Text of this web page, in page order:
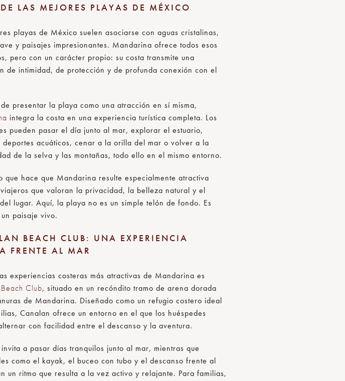
LAS MEJORES PLAYAS DE MÉXICO
playas de México suelen asociarse con aguas cristalinas,
y paisajes impresionantes. Mandarina ofrece todos esos
pero con un carácter propio: su costa transmite una
de intimidad, de protección y de profunda conexión con el
presentar la playa como una atracción en sí misma,
integra la costa en una experiencia turística completa. Los
pueden pasar el día junto al mar, explorar el estuario,
deportes acuáticos, cenar a la orilla del mar o volver a la
de la selva y las montañas, todo ello en el mismo entorno.
que hace que Mandarina resulte especialmente atractiva
que valoran la privacidad, la belleza natural y el
lugar. Aquí, la playa no es un simple telón de fondo. Es
paisaje vivo.
BEACH CLUB: UNA EXPERIENCIA
FRENTE AL MAR
experiencias costeras más atractivas de Mandarina es
Club, situado en un recóndito tramo de arena dorada
de Mandarina. Diseñado como un refugio costero ideal
Canalan ofrece un entorno en el que los huéspedes
con facilidad entre el descanso y la aventura.
a pasar días tranquilos junto al mar, mientras que
como el kayak, el buceo con tubo y el descanso frente al
un ritmo que resulta a la vez activo y relajante. Para familias,